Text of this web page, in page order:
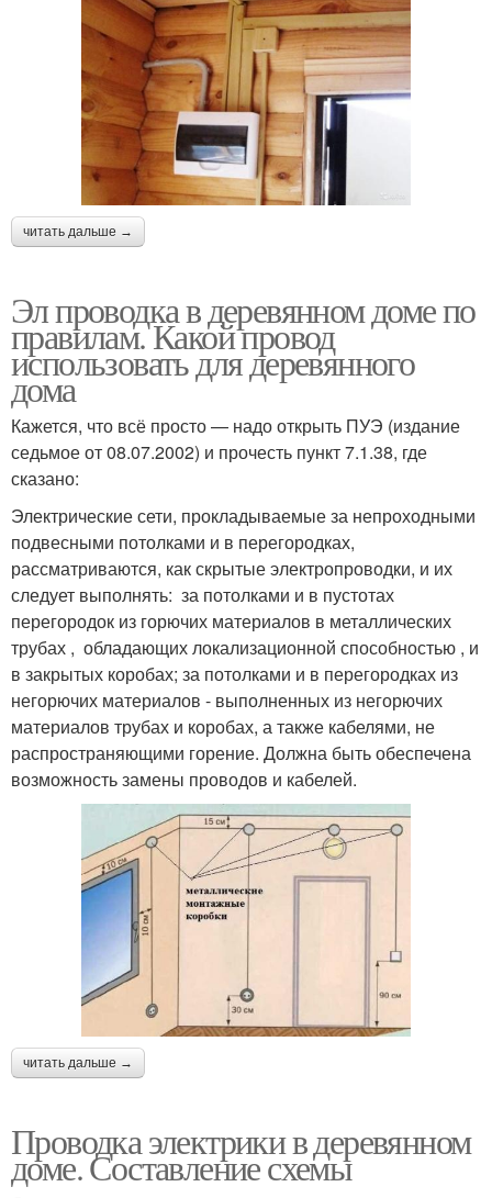
читать дальше →
Эл проводка в деревянном доме по
правилам. Какой провод
использовать для деревянного
дома
Кажется, что всё просто — надо открыть ПУЭ (издание
седьмое от 08.07.2002) и прочесть пункт 7.1.38, где
сказано:
Электрические сети, прокладываемые за непроходными
подвесными потолками и в перегородках,
рассматриваются, как скрытые электропроводки, и их
следует выполнять: за потолками и в пустотах
перегородок из горючих материалов в металлических
трубах , обладающих локализационной способностью , и
в закрытых коробах; за потолками и в перегородках из
негорючих материалов - выполненных из негорючих
материалов трубах и коробах, а также кабелями, не
распространяющими горение. Должна быть обеспечена
возможность замены проводов и кабелей.
читать дальше →
Проводка электрики в деревянном
доме. Составление схемы